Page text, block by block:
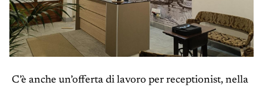
C’è anche un’offerta di lavoro per receptionist, nella